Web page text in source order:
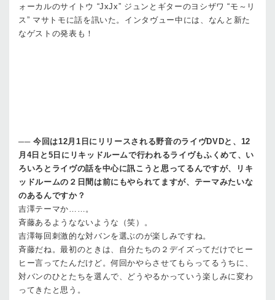
ォーカルのサイトウ “JxJx” ジュンとギターのヨシザワ “モ～リ
ス” マサトモに話を訊いた。インタヴュー中には、なんと新た
なゲストの発表も！
── 今回は12月1日にリリースされる野音のライヴDVDと、12
月4日と5日にリキッドルームで行われるライヴもふくめて、い
ろいろとライヴの話を中心に訊こうと思ってるんですが、リキ
ッドルームの２日間は前にもやられてますが、テーマみたいな
のあるんですか？
吉澤テーマか……。
斉藤あるようなないような（笑）。
吉澤毎回刺激的な対バンを選ぶのが楽しみですね。
斉藤だね。最初のときは、自分たちの２デイズってだけでヒー
ヒー言ってたんだけど。何回かやらさせてもらってるうちに、
対バンのひとたちを選んで、どうやるかっていう楽しみに変わ
ってきたと思う。